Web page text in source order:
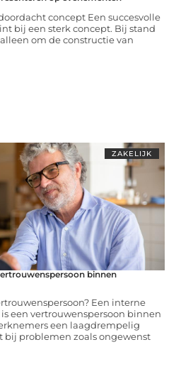
concept Een succesvolle
bij een sterk concept. Bij stand
om de constructie van
ZAKELIJK
binnen
Een interne
een vertrouwenspersoon binnen
een laagdrempelig
bij problemen zoals ongewenst